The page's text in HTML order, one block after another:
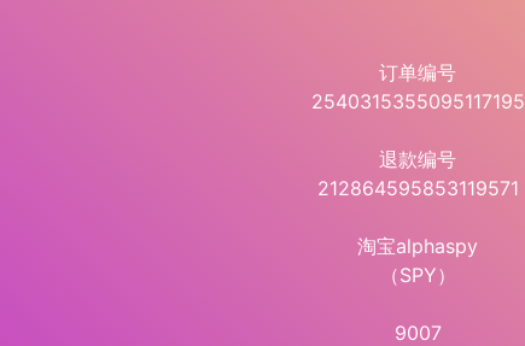
订单编号
​2540315355095117195
​退款编号
​212864595853119571
​淘宝alphaspy
（SPY）
​9007